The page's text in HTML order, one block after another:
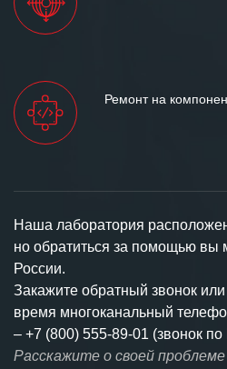
Ремонт на
Наша лаборатория
но обратиться за помощью вы
России.
Закажите обратный звонок
время многоканальный
– +7 (800) 555-89-01 (звонок
Расскажите о своей